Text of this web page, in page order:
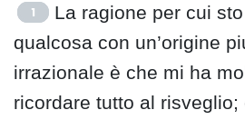
1
La ragione per cui
qualcosa con un’origine
irrazionale è che mi ha
ricordare tutto al risveglio;